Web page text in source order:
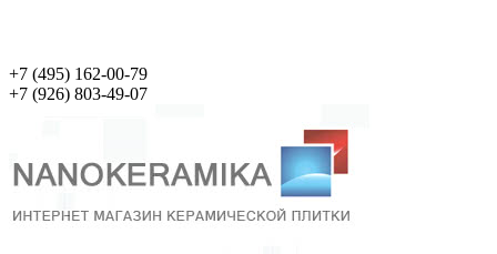
+7 (495) 162-00-79
+7 (926) 803-49-07